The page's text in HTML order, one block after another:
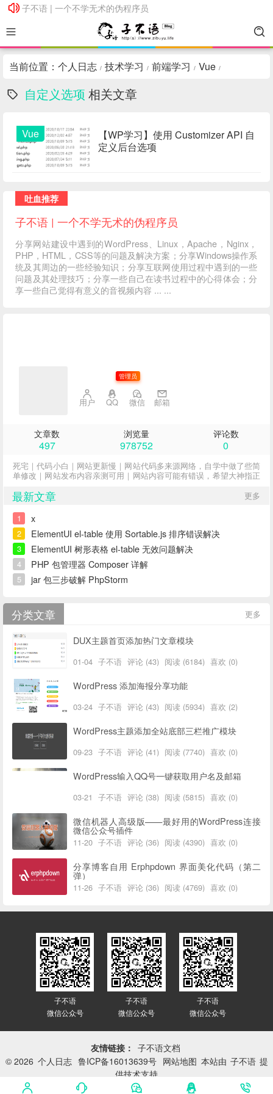
子不语 | 一个不学无术的伪程序员
子不语 | 一个不学无术的伪程序员
当前位置： 个人日志 / 技术学习 / 前端学习 / Vue /
自定义选项 相关文章
Vue
【WP学习】使用 Customizer API 自
定义后台选项
吐血推荐
子不语 | 一个不学无术的伪程序员
分享网站建设中遇到的WordPress、Linux，Apache，Nginx，
PHP，HTML，CSS等的问题及解决方案；分享Windows操作系
统及其周边的一些经验知识；分享互联网使用过程中遇到的一些
问题及其处理技巧；分享一些自己在读书过程中的心得体会；分
享一些自己觉得有意义的音视频内容 ... ...
管理员
用户 QQ 微信 邮箱
文章数
497
浏览量
978752
评论数
0
死宅｜代码小白｜网站更新慢｜网站代码多来源网络，自学中做了些简
单修改｜网站发布内容亲测可用｜网站内容可能有错误，希望大神指正
更多
最新文章
1 x
2 ElementUI el-table 使用 Sortable.js 排序错误解决
3 ElementUI 树形表格 el-table 无效问题解决
4 PHP 包管理器 Composer 详解
5 jar 包三步破解 PhpStorm
更多
分类文章
DUX主题首页添加热门文章模块
01-04 子不语 评论 (43) 阅读 (6184) 喜欢 (0)
WordPress 添加海报分享功能
03-24 子不语 评论 (43) 阅读 (5934) 喜欢 (2)
WordPress主题添加全站底部三栏推广模块
09-23 子不语 评论 (41) 阅读 (7740) 喜欢 (0)
WordPress输入QQ号一键获取用户名及邮箱
03-21 子不语 评论 (38) 阅读 (5815) 喜欢 (0)
微信机器人高级版——最好用的WordPress连接
微信公众号插件
11-20 子不语 评论 (36) 阅读 (4390) 喜欢 (0)
分享博客自用 Erphpdown 界面美化代码（第二
弹）
11-26 子不语 评论 (36) 阅读 (4769) 喜欢 (0)
子不语
微信公众号
子不语
微信公众号
子不语
微信公众号
友情链接： 子不语文档
© 2026 个人日志 鲁ICP备16013639号 网站地图 本站由 子不语 提
供技术支持
网站已平稳运行：
3414天 19小时 25分 52秒